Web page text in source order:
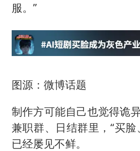
服。”
图源：微博话题
制作方可能自己也觉得诡
兼职群、日结群里，“买脸
已经屡见不鲜。